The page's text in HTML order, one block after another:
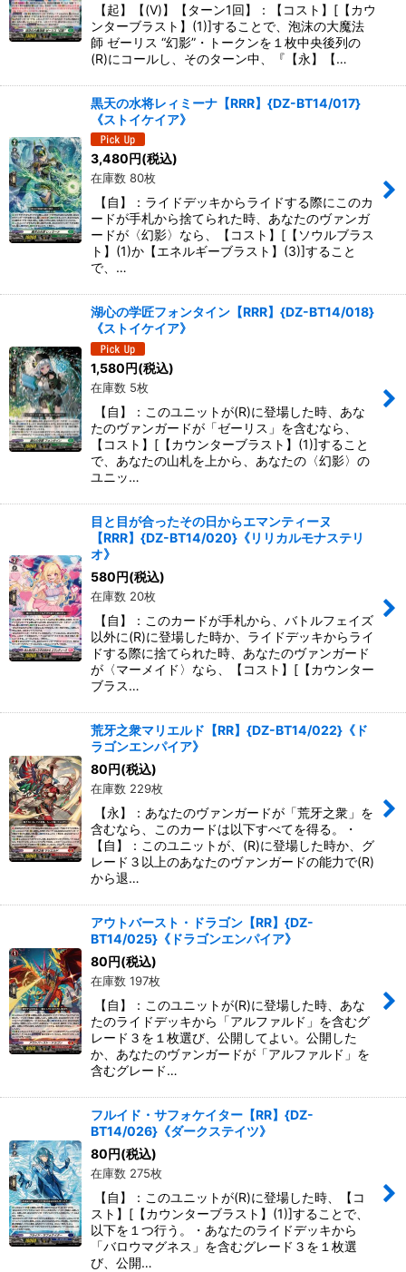
【起】【(V)】【ターン1回】：【コスト】[【カウ
ンターブラスト】(1)]することで、泡沫の大魔法
師 ゼーリス “幻影”・トークンを１枚中央後列の
(R)にコールし、そのターン中、『【永】【…
黒天の水将レィミーナ【RRR】{DZ-BT14/017}
《ストイケイア》
3,480円(税込)
在庫数 80枚
【自】：ライドデッキからライドする際にこのカ
ードが手札から捨てられた時、あなたのヴァンガ
ードが〈幻影〉なら、【コスト】[【ソウルブラス
ト】(1)か【エネルギーブラスト】(3)]すること
で、…
湖心の学匠フォンタイン【RRR】{DZ-BT14/018}
《ストイケイア》
1,580円(税込)
在庫数 5枚
【自】：このユニットが(R)に登場した時、あな
たのヴァンガードが「ゼーリス」を含むなら、
【コスト】[【カウンターブラスト】(1)]すること
で、あなたの山札を上から、あなたの〈幻影〉の
ユニッ…
目と目が合ったその日からエマンティーヌ
【RRR】{DZ-BT14/020}《リリカルモナステリ
オ》
580円(税込)
在庫数 20枚
【自】：このカードが手札から、バトルフェイズ
以外に(R)に登場した時か、ライドデッキからライ
ドする際に捨てられた時、あなたのヴァンガード
が〈マーメイド〉なら、【コスト】[【カウンター
ブラス…
荒牙之衆マリエルド【RR】{DZ-BT14/022}《ド
ラゴンエンパイア》
80円(税込)
在庫数 229枚
【永】：あなたのヴァンガードが「荒牙之衆」を
含むなら、このカードは以下すべてを得る。・
【自】：このユニットが、(R)に登場した時か、グ
レード３以上のあなたのヴァンガードの能力で(R)
から退…
アウトバースト・ドラゴン【RR】{DZ-
BT14/025}《ドラゴンエンパイア》
80円(税込)
在庫数 197枚
【自】：このユニットが(R)に登場した時、あな
たのライドデッキから「アルファルド」を含むグ
レード３を１枚選び、公開してよい。公開した
か、あなたのヴァンガードが「アルファルド」を
含むグレード…
フルイド・サフォケイター【RR】{DZ-
BT14/026}《ダークステイツ》
80円(税込)
在庫数 275枚
【自】：このユニットが(R)に登場した時、【コ
スト】[【カウンターブラスト】(1)]することで、
以下を１つ行う。・あなたのライドデッキから
「バロウマグネス」を含むグレード３を１枚選
び、公開…